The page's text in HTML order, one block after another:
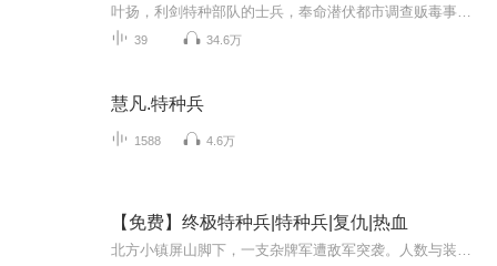
39 34.6万
慧凡.特种兵
1588 4.6万
【免费】终极特种兵|特种兵|复仇|热血